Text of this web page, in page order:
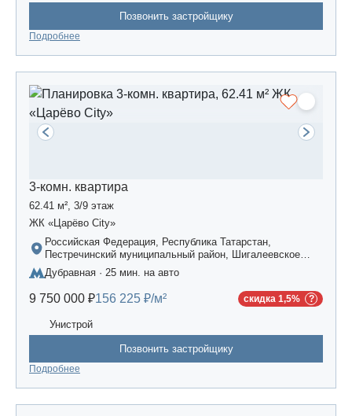
Позвонить застройщику
Подробнее
3-комн. квартира
62.41 м², 3/9 этаж
ЖК «Царёво City»
Российская Федерация, Республика Татарстан,
Пестречинский муниципальный район, Шигалеевское
сельское поселение, жилой комплекс «Усадьба
Царево-2», дом 3
Дубравная · 25 мин. на авто
9 750 000 ₽156 225 ₽/м² скидка 1,5%
Унистрой
Позвонить застройщику
Подробнее